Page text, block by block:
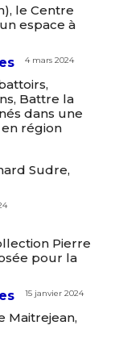
le Centre
espace à
4 mars 2024
Battre la
dans une
région
Sudre,
Pierre
pour la
15 janvier 2024
Maitrejean,